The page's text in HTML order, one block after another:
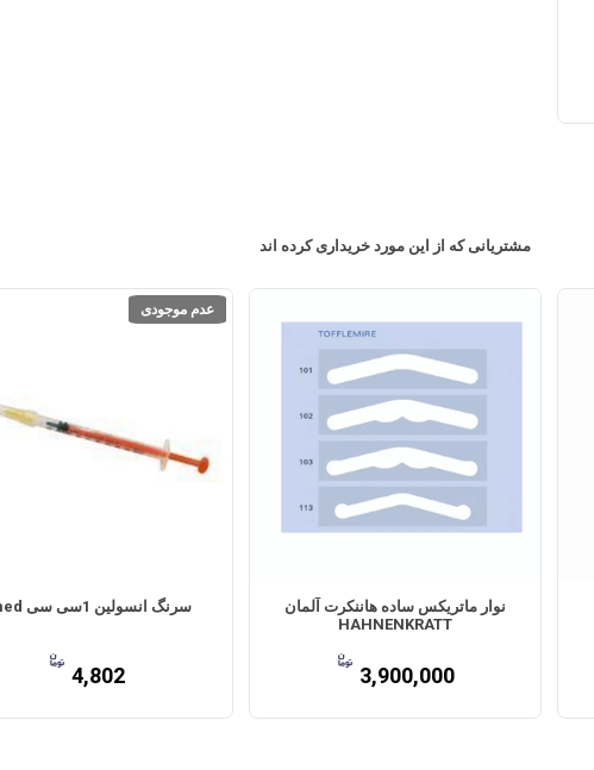
مشتریانی که از این مورد خریداری کرده اند
نوار ماتریکس ساده هاننکرت آلمان
HAHNENKRATT
3,900,000
عدم موجودی
سرنگ انسولین 1سی سی vmed
4,802